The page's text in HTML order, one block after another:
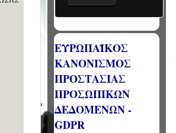
ΕΥΡΩΠΑΪΚΟΣ
ΚΑΝΟΝΙΣΜΟΣ
ΠΡΟΣΤΑΣΙΑΣ
ΠΡΟΣΩΠΙΚΩΝ
ΔΕΔΟΜΕΝΩΝ -
GDPR